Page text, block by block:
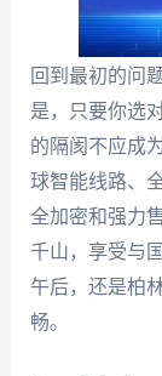
回到最初的问题
是，只要你选
的隔阂不应成
球智能线路、
全加密和强力
千山，享受与
午后，还是柏
畅。